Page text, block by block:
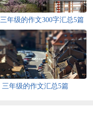
年级的作文300字汇总5篇
三年级的作文汇总5篇